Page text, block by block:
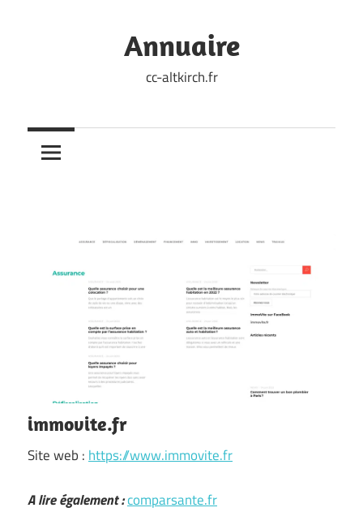
Annuaire
cc-altkirch.fr
immovite.fr
Site web : https://www.immovite.fr
A lire également :comparsante.fr